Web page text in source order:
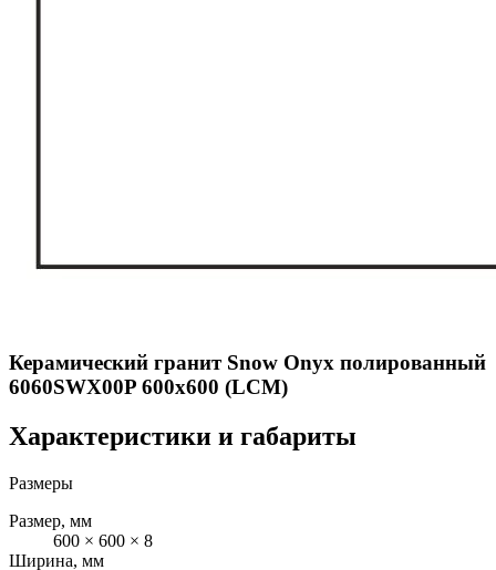
Керамический гранит Snow Onyx полированный
6060SWX00P 600x600 (LCM)
Характеристики и габариты
Размеры
Размер, мм
600 × 600 × 8
Ширина, мм